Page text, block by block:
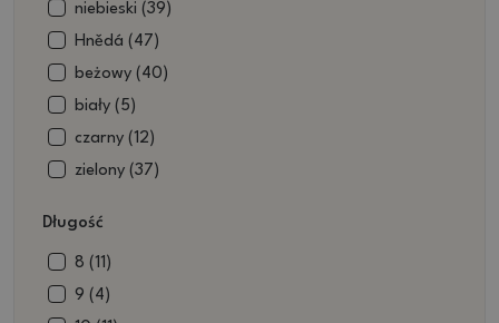
niebieski (39)
Hnědá (47)
beżowy (40)
biały (5)
czarny (12)
zielony (37)
Długość
8 (11)
9 (4)